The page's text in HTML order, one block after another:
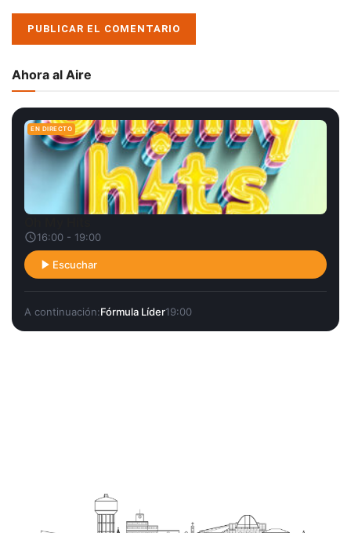
Ahora al Aire
EN DIRECTO
16:00 - 19:00
Escuchar
A continuación:Fórmula Líder19:00